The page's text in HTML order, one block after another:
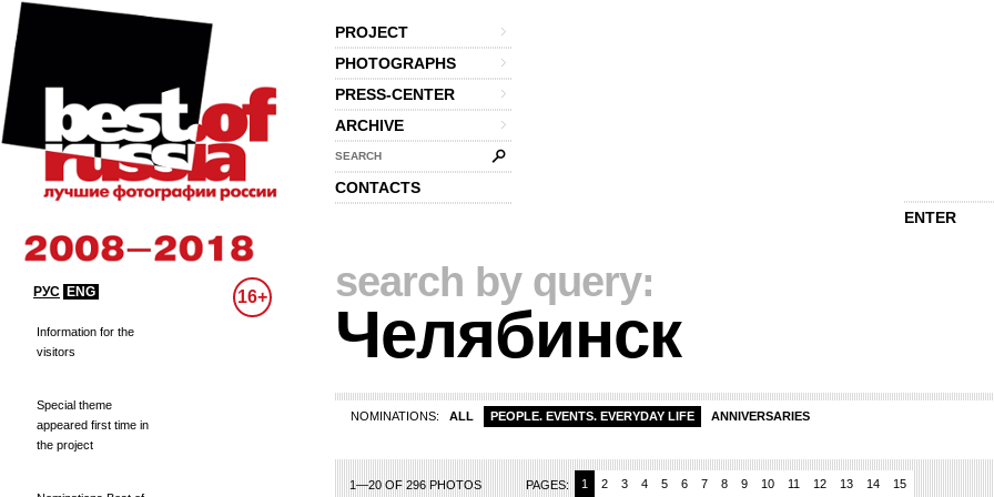
PROJECT
PHOTOGRAPHS
PRESS-CENTER
ARCHIVE
SEARCH
CONTACTS
ENTER
РУС ENG 16+
Information for the
visitors
Special theme
appeared first time in
the project
search by query:
Челябинск
NOMINATIONS: ALL PEOPLE. EVENTS. EVERYDAY LIFE ANNIVERSARIES
1—20 OF 296 PHOTOS PAGES: 1 2 3 4 5 6 7 8 9 10 11 12 13 14 15